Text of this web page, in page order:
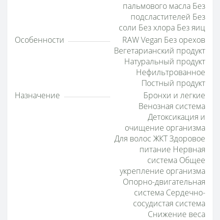
пальмового масла Без
подсластителей Без
соли Без хлора Без яиц
Особенности
RAW Vegan Без орехов
Вегетарианский продукт
Натуральный продукт
Нефильтрованное
Постный продукт
Назначение
Бронхи и легкие
Венозная система
Детоксикация и
очищение организма
Для волос ЖКТ Здоровое
питание Нервная
система Общее
укрепление организма
Опорно-двигательная
система Сердечно-
сосудистая система
Снижение веса